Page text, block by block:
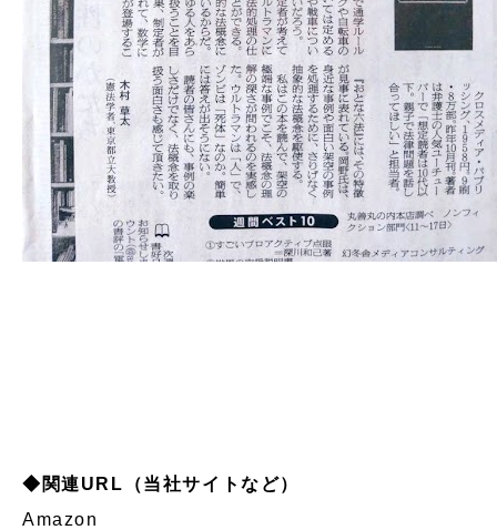
◆関連URL（当社サイトなど）
Amazon